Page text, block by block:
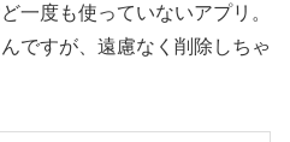
一度も使っていないアプリ。
ですが、遠慮なく削除しちゃ